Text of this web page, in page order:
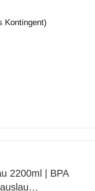
Kοntingеnt)
2200ml | BPA